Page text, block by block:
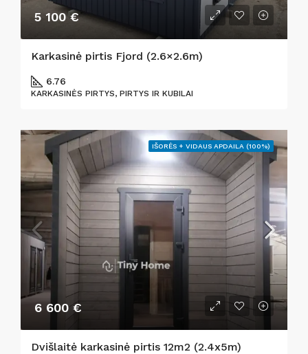
5 100 €
Karkasinė pirtis Fjord (2.6×2.6m)
6.76
KARKASINĖS PIRTYS, PIRTYS IR KUBILAI
IŠORĖS + VIDAUS APDAILA (100%)
6 600 €
Dvišlaitė karkasinė pirtis 12m2 (2.4x5m)